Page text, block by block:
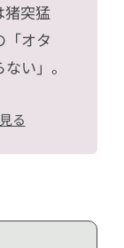
猪突猛
「オタ
い」。
る